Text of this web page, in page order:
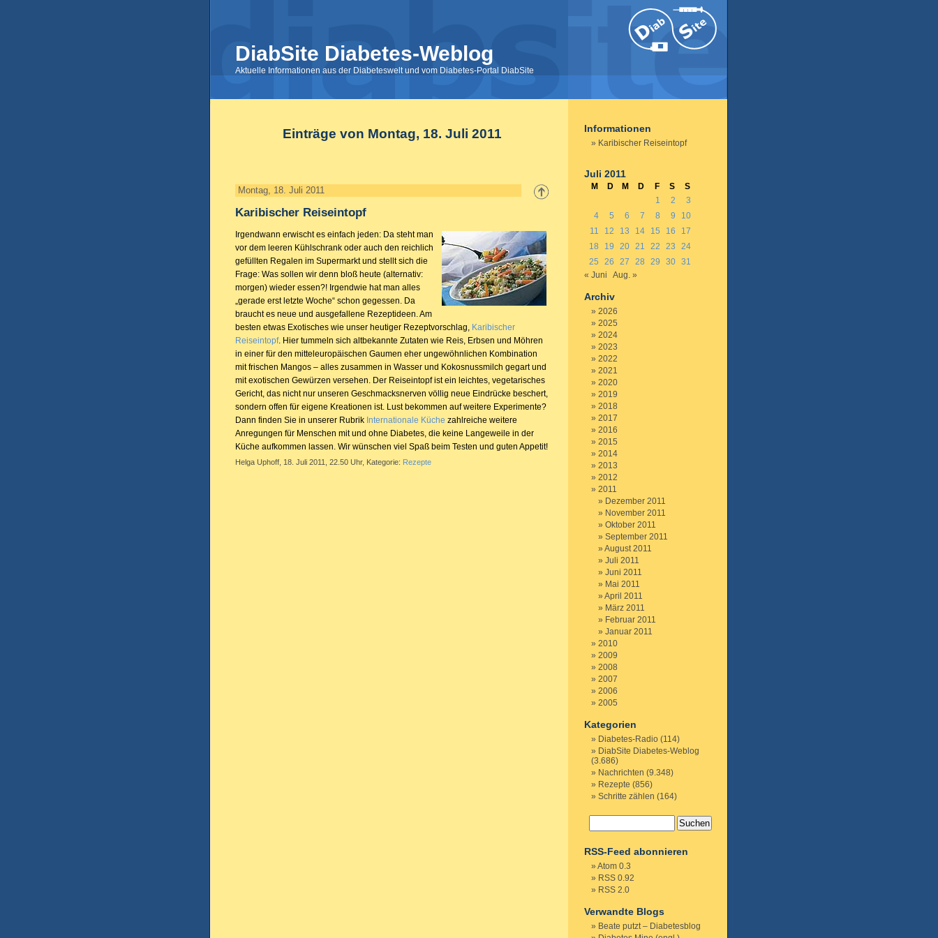
DiabSite Diabetes-Weblog
Aktuelle Informationen aus der Diabeteswelt und vom Diabetes-Portal DiabSite
Einträge von Montag, 18. Juli 2011
Montag, 18. Juli 2011
Karibischer Reiseintopf
Irgendwann erwischt es einfach jeden: Da steht man
vor dem leeren Kühlschrank oder auch den reichlich
gefüllten Regalen im Supermarkt und stellt sich die
Frage: Was sollen wir denn bloß heute (alternativ:
morgen) wieder essen?! Irgendwie hat man alles
„gerade erst letzte Woche“ schon gegessen. Da
braucht es neue und ausgefallene Rezeptideen. Am
besten etwas Exotisches wie unser heutiger Rezeptvorschlag, Karibischer
Reiseintopf. Hier tummeln sich altbekannte Zutaten wie Reis, Erbsen und Möhren
in einer für den mitteleuropäischen Gaumen eher ungewöhnlichen Kombination
mit frischen Mangos – alles zusammen in Wasser und Kokosnussmilch gegart und
mit exotischen Gewürzen versehen. Der Reiseintopf ist ein leichtes, vegetarisches
Gericht, das nicht nur unseren Geschmacksnerven völlig neue Eindrücke beschert,
sondern offen für eigene Kreationen ist. Lust bekommen auf weitere Experimente?
Dann finden Sie in unserer Rubrik Internationale Küche zahlreiche weitere
Anregungen für Menschen mit und ohne Diabetes, die keine Langeweile in der
Küche aufkommen lassen. Wir wünschen viel Spaß beim Testen und guten Appetit!
Helga Uphoff, 18. Juli 2011, 22.50 Uhr, Kategorie: Rezepte
Informationen
Karibischer Reiseintopf
Juli 2011
M D M D F S
S
1
2
3
4
5 6 7 8 9
10
11
12 13 14 15 16
17
18
19 20 21 22 23
24
25
26 27 28 29 30 31
« Juni
Aug. »
Archiv
2026
2025
2024
2023
2022
2021
2020
2019
2018
2017
2016
2015
2014
2013
2012
2011
Dezember 2011
November 2011
Oktober 2011
September 2011
August 2011
Juli 2011
Juni 2011
Mai 2011
April 2011
März 2011
Februar 2011
Januar 2011
2010
2009
2008
2007
2006
2005
Kategorien
Diabetes-Radio (114)
DiabSite Diabetes-Weblog
(3.686)
Nachrichten (9.348)
Rezepte (856)
Schritte zählen (164)
RSS-Feed abonnieren
Atom 0.3
RSS 0.92
RSS 2.0
Verwandte Blogs
Beate putzt – Diabetesblog